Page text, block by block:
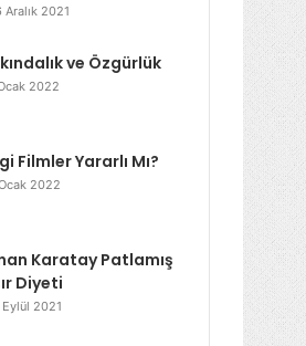
Aralık 2021
ve Özgürlük
2022
Filmler Yararlı Mı?
2022
Karatay Patlamış
Diyeti
Eylül 2021